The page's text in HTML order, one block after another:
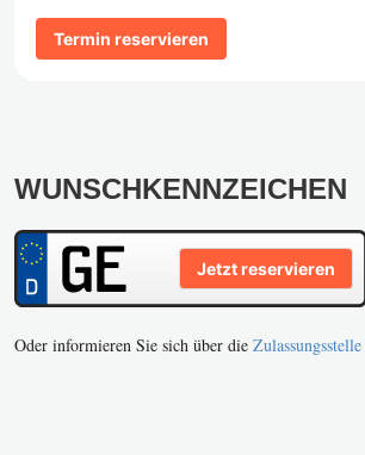
Termin reservieren
WUNSCHKENNZEICHEN
Jetzt reservieren
Oder informieren Sie sich über die